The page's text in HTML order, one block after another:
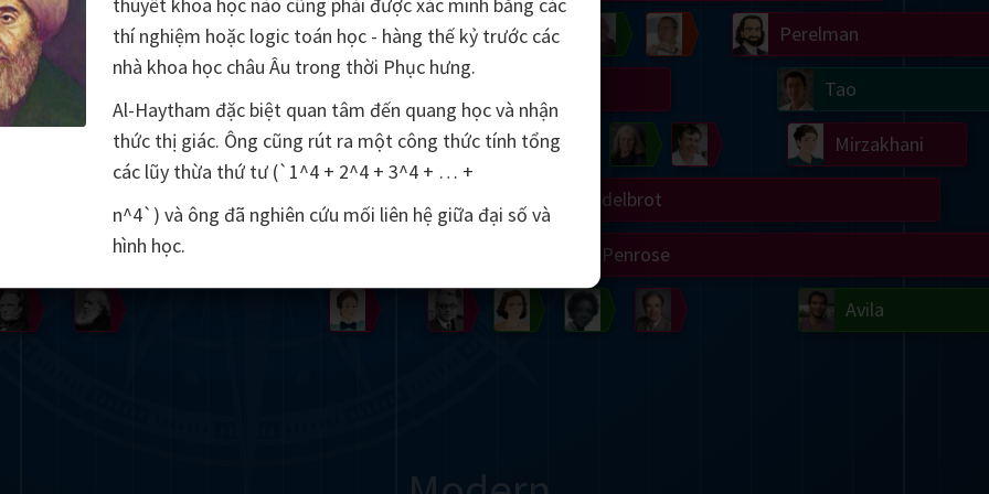
Avila
Mirzakhani
Tao
Perelman
Bourgain
Yau
Matiyasevich
Uhlenbeck
Langlands
Easley
Penrose
Mandelbrot
Wilkins
Robinson
Blackwell
Gardner
Chern
Gödel
Shannon
Cox
Noether
Hardy
Peano
Kovalevskaya
Lie
Dedekind
Nightingale
Sylvester
Galois
Bolyai
Babbage
Cauchy
Somerville
thuyết khoa học nào cũng phải được xác minh bằng các
thí nghiệm hoặc logic toán học - hàng thế kỷ trước các
nhà khoa học châu Âu trong thời Phục hưng.
Al-Haytham đặc biệt quan tâm đến quang học và nhận
thức thị giác. Ông cũng rút ra một công thức tính tổng
các lũy thừa thứ tư (`1^4 + 2^4 + 3^4 + … +
n^4`) và ông đã nghiên cứu mối liên hệ giữa đại số và
hình học.